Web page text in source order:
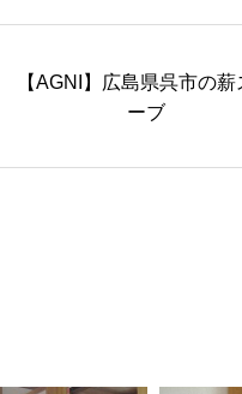
【AGNI】広島県呉市の薪
ーブ